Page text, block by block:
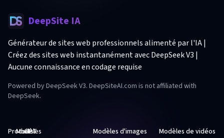
DeepSite IA
Générateur de sites web professionnels alimenté par l'IA |
Créez des sites web instantanément avec DeepSeek V3 |
Aucune connaissance en codage requise
Powered by DeepSeek V3. DeepSiteAI.com is not affiliated with
DeepSeek.
Produits
Modèles
GPT
Modèles d'images
Modèles de vidéos